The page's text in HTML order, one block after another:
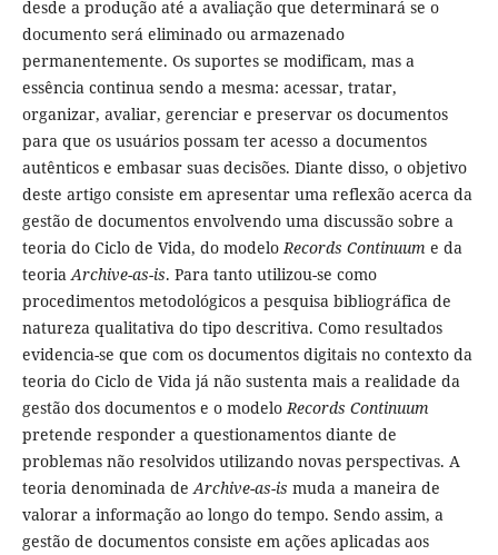
desde a produção até a avaliação que determinará se o
documento será eliminado ou armazenado
permanentemente. Os suportes se modificam, mas a
essência continua sendo a mesma: acessar, tratar,
organizar, avaliar, gerenciar e preservar os documentos
para que os usuários possam ter acesso a documentos
autênticos e embasar suas decisões. Diante disso, o objetivo
deste artigo consiste em apresentar uma reflexão acerca da
gestão de documentos envolvendo uma discussão sobre a
teoria do Ciclo de Vida, do modeloRecords Continuum e da
teoriaArchive-as-is. Para tanto utilizou-se como
procedimentos metodológicos a pesquisa bibliográfica de
natureza qualitativa do tipo descritiva. Como resultados
evidencia-se que com os documentos digitais no contexto da
teoria do Ciclo de Vida já não sustenta mais a realidade da
gestão dos documentos e o modeloRecords Continuum
pretende responder a questionamentos diante de
problemas não resolvidos utilizando novas perspectivas. A
teoria denominada deArchive-as-is muda a maneira de
valorar a informação ao longo do tempo. Sendo assim, a
gestão de documentos consiste em ações aplicadas aos